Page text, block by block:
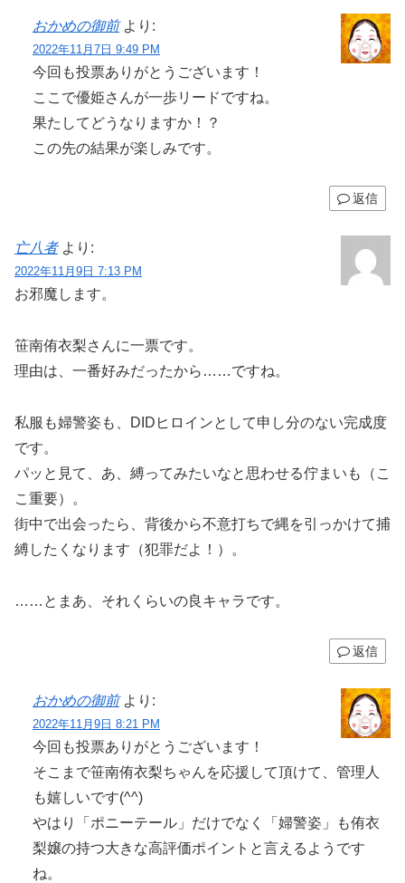
おかめの御前 より:
2022年11月7日 9:49 PM
今回も投票ありがとうございます！
ここで優姫さんが一歩リードですね。
果たしてどうなりますか！？
この先の結果が楽しみです。
返信
亡八者 より:
2022年11月9日 7:13 PM
お邪魔します。
笹南侑衣梨さんに一票です。
理由は、一番好みだったから……ですね。
私服も婦警姿も、DIDヒロインとして申し分のない完成度
です。
パッと見て、あ、縛ってみたいなと思わせる佇まいも（こ
こ重要）。
街中で出会ったら、背後から不意打ちで縄を引っかけて捕
縛したくなります（犯罪だよ！）。
……とまあ、それくらいの良キャラです。
返信
おかめの御前 より:
2022年11月9日 8:21 PM
今回も投票ありがとうございます！
そこまで笹南侑衣梨ちゃんを応援して頂けて、管理人
も嬉しいです(^^)
やはり「ポニーテール」だけでなく「婦警姿」も侑衣
梨嬢の持つ大きな高評価ポイントと言えるようです
ね。